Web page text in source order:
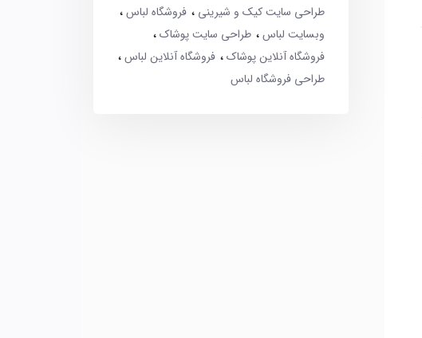
طراحی سایت کیک و شیرینی
فروشگاه لباس
وبسایت لباس
طراحی سایت پوشاک
فروشگاه آنلاین پوشاک
فروشگاه آنلاین لباس
طراحی فروشگاه لباس